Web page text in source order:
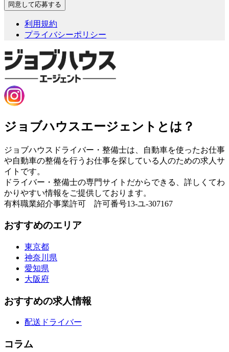
利用規約
プライバシーポリシー
ジョブハウスエージェントとは？
ジョブハウスドライバー・整備士は、自動車を使ったお仕事
や自動車の整備を行うお仕事を探している人のための求人サ
イトです。
ドライバー・整備士の専門サイトだからできる、詳しくてわ
かりやすい情報をご提供しております。
有料職業紹介事業許可 許可番号13-ユ-307167
おすすめのエリア
東京都
神奈川県
愛知県
大阪府
おすすめの求人情報
配送ドライバー
コラム